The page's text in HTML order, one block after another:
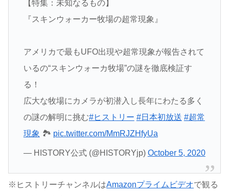
【特集：未知なるもの】
『スキンウォーカー牧場の超常現象』
アメリカで最もUFO出現や超常現象が報告されて
いるの“スキンウォーカ牧場”の謎を徹底検証す
る！
広大な牧場にカメラが初潜入し長年にわたる多く
の謎の解明に挑む#ヒストリー #日本初放送 #超常
現象 🏞️ pic.twitter.com/MmRJZHfyUa
— HISTORY公式 (@HISTORYjp) October 5, 2020
※ヒストリーチャンネルはAmazonプライムビデオで観る